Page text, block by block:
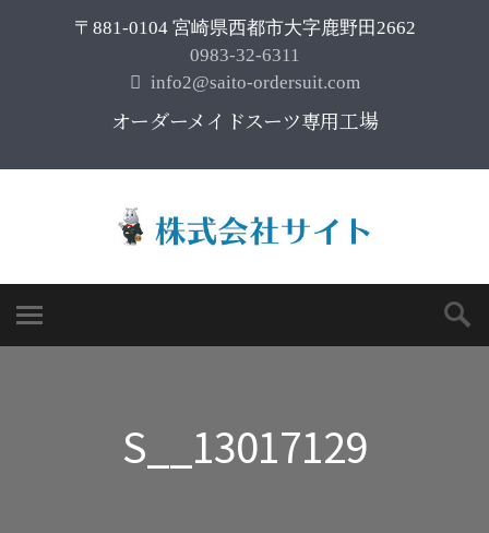
〒881-0104 宮崎県西都市大字鹿野田2662
0983-32-6311
info2@saito-ordersuit.com
オーダーメイドスーツ専用工場
S__13017129